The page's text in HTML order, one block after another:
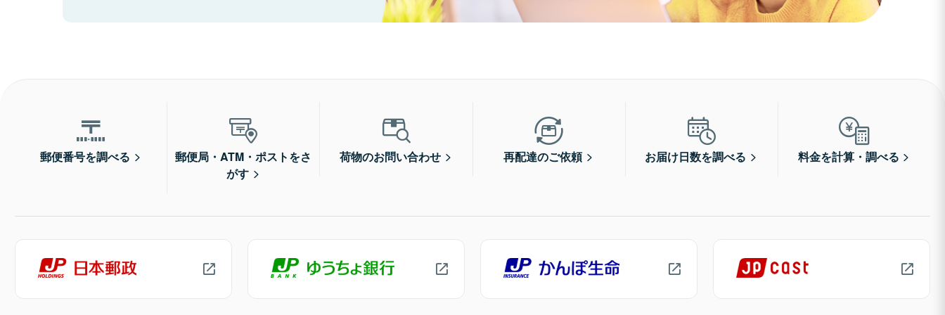
郵便番号を調べる
郵便局・ATM・ポストをさ
がす
荷物のお問い合わせ 再配達のご依頼 お届け日数を調べる 料金を計算・調べる